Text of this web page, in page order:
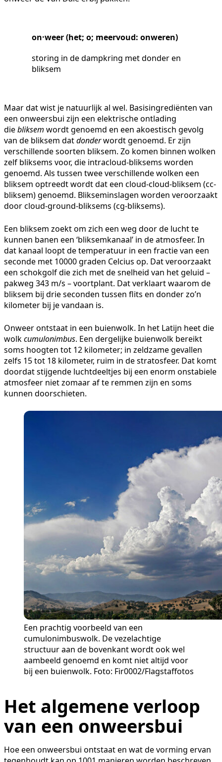
on·weer(het; o; meervoud: onweren)
storing in de dampkring met donder en
bliksem
Maar dat wist je natuurlijk al wel. Basisingrediënten van
een onweersbui zijn een elektrische ontlading
diebliksem wordt genoemd en een akoestisch gevolg
van de bliksem datdonderwordt genoemd. Er zijn
verschillende soorten bliksem. Zo komen binnen wolken
zelf bliksems voor, die intracloud-bliksems worden
genoemd. Als tussen twee verschillende wolken een
bliksem optreedt wordt dat een cloud-cloud-bliksem (cc-
bliksem) genoemd. Blikseminslagen worden veroorzaakt
door cloud-ground-bliksems (cg-bliksems).
Een bliksem zoekt om zich een weg door de lucht te
kunnen banen een ‘bliksemkanaal’ in de atmosfeer. In
dat kanaal loopt de temperatuur in een fractie van een
seconde met 10000 graden Celcius op. Dat veroorzaakt
een schokgolf die zich met de snelheid van het geluid –
pakweg 343 m/s – voortplant. Dat verklaart waarom de
bliksem bij drie seconden tussen flits en donder zo’n
kilometer bij je vandaan is.
Onweer ontstaat in een buienwolk. In het Latijn heet die
wolkcumulonimbus. Een dergelijke buienwolk bereikt
soms hoogten tot 12 kilometer; in zeldzame gevallen
zelfs 15 tot 18 kilometer, ruim in de stratosfeer. Dat komt
doordat stijgende luchtdeeltjes bij een enorm onstabiele
atmosfeer niet zomaar af te remmen zijn en soms
kunnen doorschieten.
Een prachtig voorbeeld van een
cumulonimbuswolk. De vezelachtige
structuur aan de bovenkant wordt ook wel
aambeeld genoemd en komt niet altijd voor
bij een buienwolk. Foto: Fir0002/Flagstaffotos
Het algemene verloop
van een onweersbui
Hoe een onweersbui ontstaat en wat de vorming ervan